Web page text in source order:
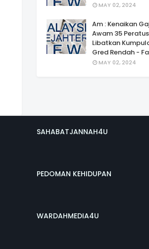
MAY 02, 2024
Am : Kenaikan
Awam 35
Libatkan
Gred Rendah -
MAY 02, 2024
SAHABATJANNAH4U
PEDOMAN KEHIDUPAN
WARDAHMEDIA4U